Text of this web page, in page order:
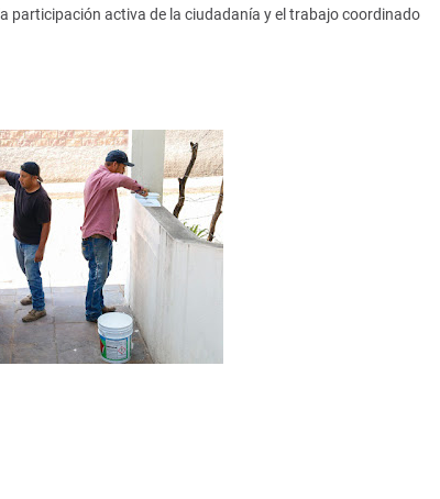
participación activa de la ciudadanía y el trabajo coordinado